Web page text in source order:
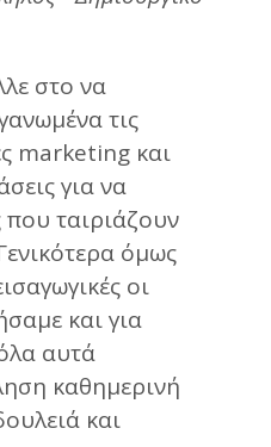
στο να
τις
marketing και
για να
ταιριάζουν
όμως
οι
και για
αυτά
καθημερινή
και